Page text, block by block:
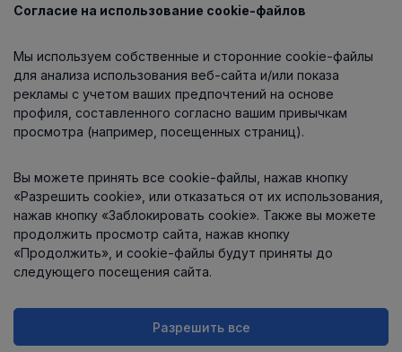
Каталог
О компании
Информация
Контакты
Согласие на использование cookie-файлов
Мы используем собственные и сторонние cookie-файлы
для анализа использования веб-сайта и/или показа
рекламы с учетом ваших предпочтений на основе
профиля, составленного согласно вашим привычкам
просмотра (например, посещенных страниц).
Вы можете принять все cookie-файлы, нажав кнопку
«Разрешить cookie», или отказаться от их использования,
нажав кнопку «Заблокировать cookie». Также вы можете
продолжить просмотр сайта, нажав кнопку
«Продолжить», и cookie-файлы будут приняты до
следующего посещения сайта.
Разрешить все